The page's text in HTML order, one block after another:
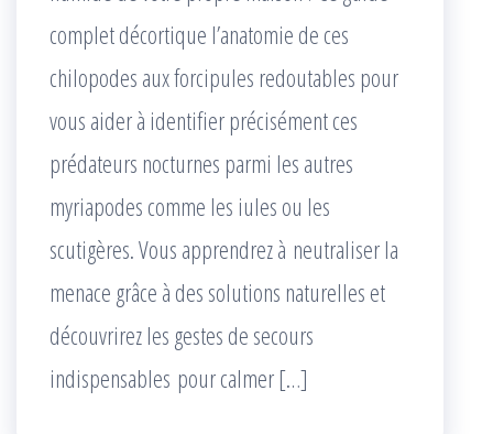
complet décortique l’anatomie de ces
chilopodes aux forcipules redoutables pour
vous aider à identifier précisément ces
prédateurs nocturnes parmi les autres
myriapodes comme les iules ou les
scutigères. Vous apprendrez à neutraliser la
menace grâce à des solutions naturelles et
découvrirez les gestes de secours
indispensables pour calmer […]